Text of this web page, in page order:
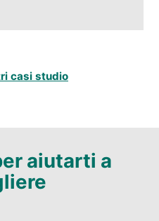
casi studio
aiutarti a